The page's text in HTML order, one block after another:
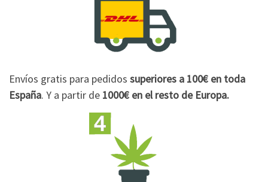
Envíos gratis para pedidos superiores a 100€ en toda
España. Y a partir de 1000€ en el resto de Europa.